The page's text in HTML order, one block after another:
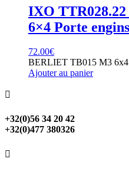
IXO
6×4 Porte
72.00€
BERLIET TB015 M3 6x4
Ajouter au panier

+32(0)56 34 20 42
+32(0)477 380326
